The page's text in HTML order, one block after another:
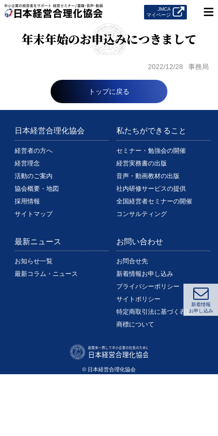
≡
JMCA
マイページ
年末年始のお申込みにつきまして
2022/12/28 事務局
トップに戻る
新着情報
お申し込み
日本経営合理化協会
経営者の方へ
経営理念
活動のご案内
協会概要・地図
採用情報
サイトマップ
私たちができること
セミナー・勉強会の開催
経営実務書の出版
音声・動画教材の出版
社内研修サービスの提供
全国経営者セミナーの開催
コンサルティング
最新ニュース
お知らせ一覧
最新コラム・ニュース
お問い合わせ
お問合せ先
新着情報お申し込み
プライバシーポリシー
サイトポリシー
特定商取引法に基づく表記
商標について
© 日本経営合理化協会